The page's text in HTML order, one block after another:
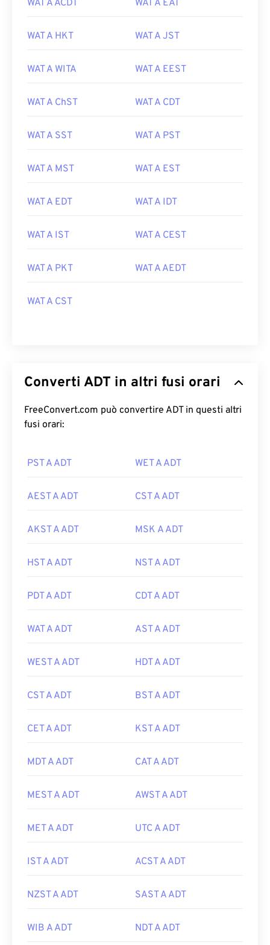
WAT A ACDT WAT A EAT
WAT A HKT WAT A JST
WAT A WITA WAT A EEST
WAT A ChST WAT A CDT
WAT A SST WAT A PST
WAT A MST WAT A EST
WAT A EDT WAT A IDT
WAT A IST WAT A CEST
WAT A PKT WAT A AEDT
WAT A CST
Converti ADT in altri fusi orari
FreeConvert.com può convertire ADT in questi altri
fusi orari:
PST A ADT WET A ADT
AEST A ADT CST A ADT
AKST A ADT MSK A ADT
HST A ADT NST A ADT
PDT A ADT CDT A ADT
WAT A ADT AST A ADT
WEST A ADT HDT A ADT
CST A ADT BST A ADT
CET A ADT KST A ADT
MDT A ADT CAT A ADT
MEST A ADT AWST A ADT
MET A ADT UTC A ADT
IST A ADT ACST A ADT
NZST A ADT SAST A ADT
WIB A ADT NDT A ADT